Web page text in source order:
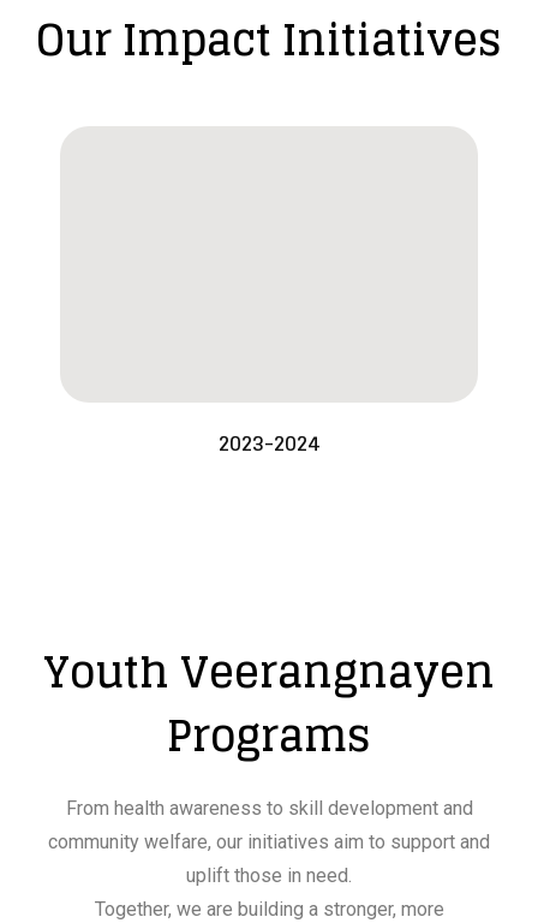
Our Impact Initiatives
2023-2024
Youth Veerangnayen
Programs
From health awareness to skill development and
community welfare, our initiatives aim to support and
uplift those in need.
Together, we are building a stronger, more